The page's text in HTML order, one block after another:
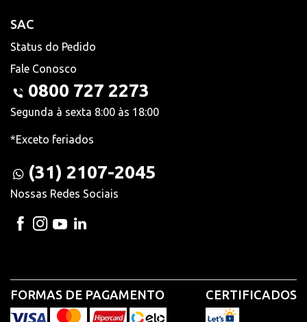
SAC
Status do Pedido
Fale Conosco
0800 727 2273
Segunda à sexta 8:00 às 18:00
*Exceto feriados
(31) 2107-2045
Nossas Redes Sociais
FORMAS DE PAGAMENTO CERTIFICADOS